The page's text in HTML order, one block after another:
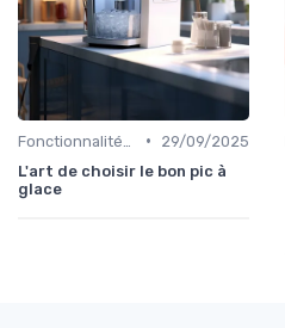
•
29/09/2025
L'art de choisir le bon pic à
glace